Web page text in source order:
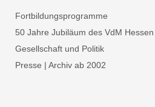
Fortbildungsprogramme
50 Jahre Jubiläum des VdM Hessen
Gesellschaft und Politik
Presse | Archiv ab 2002